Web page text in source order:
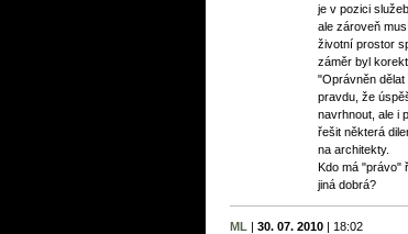
je v pozici
ale zároveň
životní prostor
záměr byl
"Oprávněn
pravdu, že
navrhnout, ale i
řešit některá
na architekty.
Kdo má "právo"
jiná dobrá?
ML | 30. 07. 2010 | 18:02